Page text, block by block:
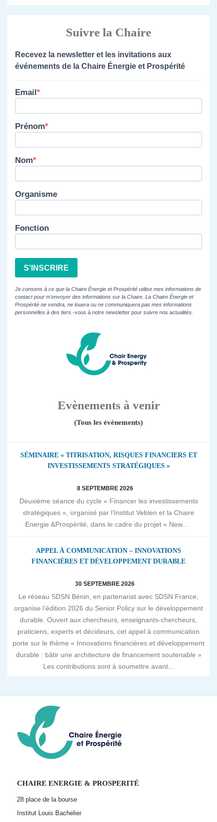
Suivre la Chaire
Recevez la newsletter et les invitations aux
événements de la Chaire Énergie et Prospérité
Email
Prénom
Nom
Organisme
Fonction
S'INSCRIRE
Je consens à ce que la Chaire Énergie et Prospérité utilise mes informations de
contact pour m'envoyer des informations sur la Chaire. La Chaire Énergie et
Prospérité ne vendra, ne louera ou ne communiquera pas mes informations
personnelles à des tiers. -vous à notre newsletter pour suivre nos actualités.
Evènements à venir
(Tous les évènements)
SÉMINAIRE « TITRISATION, RISQUES FINANCIERS ET
INVESTISSEMENTS STRATÉGIQUES »
8 SEPTEMBRE 2026
Deuxième séance du cycle « Financer les investissements
stratégiques », organisé par l’Institut Veblen et la Chaire
Energie &Prospérité, dans le cadre du projet « New...
APPEL À COMMUNICATION – INNOVATIONS
FINANCIÈRES ET DÉVELOPPEMENT DURABLE
30 SEPTEMBRE 2026
Le réseau SDSN Bénin, en partenariat avec SDSN France,
organise l’édition 2026 du Senior Policy sur le développement
durable. Ouvert aux chercheurs, enseignants-chercheurs,
praticiens, experts et décideurs, cet appel à communication
porte sur le thème « Innovations financières et développement
durable : bâtir une architecture de financement soutenable »
Les contributions sont à soumettre avant...
CHAIRE ENERGIE & PROSPERITÉ
28 place de la bourse
Institut Louis Bachelier